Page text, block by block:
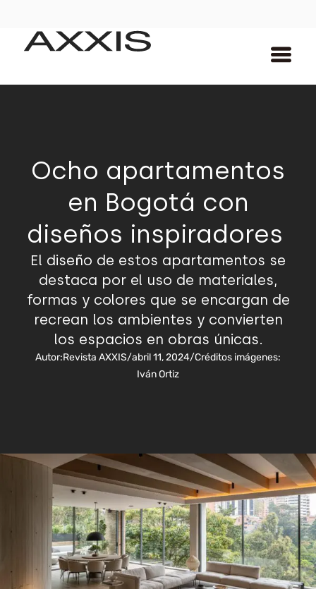
Ocho apartamentos
en Bogotá con
diseños inspiradores
El diseño de estos apartamentos se
destaca por el uso de materiales,
formas y colores que se encargan de
recrean los ambientes y convierten
los espacios en obras únicas.
Autor:Revista AXXIS/abril 11, 2024/Créditos imágenes:
Iván Ortiz